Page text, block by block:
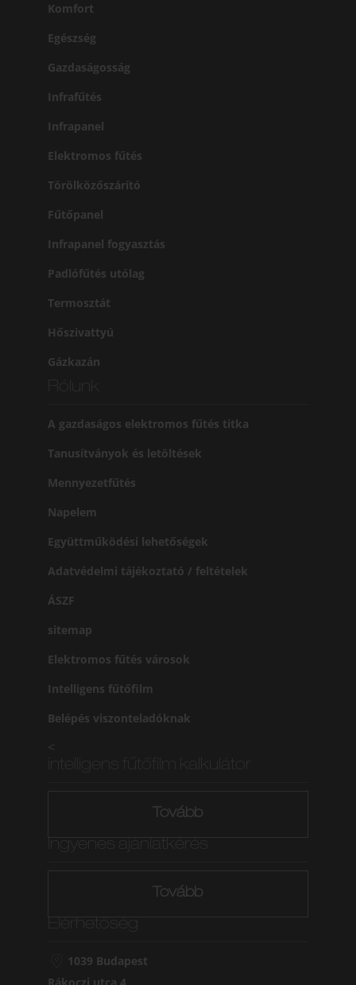
Komfort
Egészség
Gazdaságosság
Infrafűtés
Infrapanel
Elektromos fűtés
Törölközőszárító
Fűtőpanel
Infrapanel fogyasztás
Padlófűtés utólag
Termosztát
Hőszivattyú
Gázkazán
A gazdaságos elektromos fűtés titka
Tanusítványok és letöltések
Mennyezetfűtés
Napelem
Együttműködési lehetőségek
Adatvédelmi tájékoztató / feltételek
ÁSZF
sitemap
Elektromos fűtés városok
Intelligens fűtőfilm
Belépés viszonteladóknak
<
Tovább
Tovább
1039 Budapest